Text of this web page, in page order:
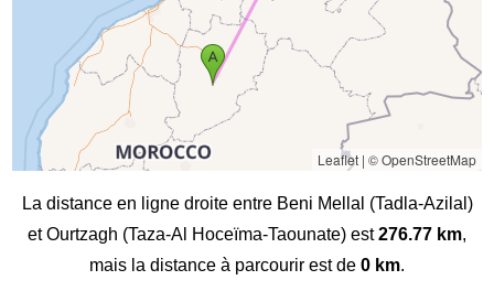
Leaflet| © OpenStreetMap
La distance en ligne droite entre Beni Mellal (Tadla-Azilal)
et Ourtzagh (Taza-Al Hoceïma-Taounate) est276.77 km,
mais la distance à parcourir est de 0 km.